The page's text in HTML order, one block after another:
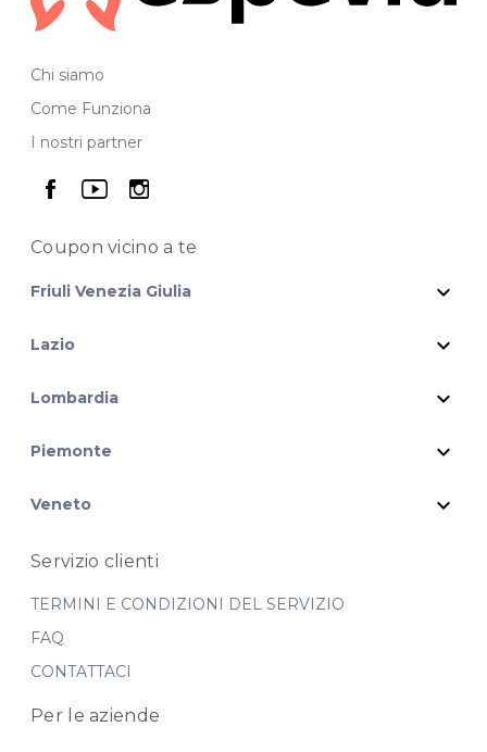
Chi siamo
Come Funziona
I nostri partner
seguici su facebook
seguici su youtube
seguici su instagram
Coupon vicinoa te
Friuli Venezia Giulia expand_more
Lazio expand_more
Lombardia expand_more
Piemonte expand_more
Veneto expand_more
Servizio clienti
TERMINI E CONDIZIONI DEL SERVIZIO
FAQ
CONTATTACI
Per le aziende